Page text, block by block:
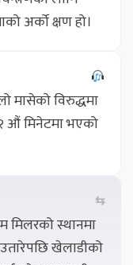
अर्को क्षण हो।
मासेको विरुद्धमा
औं मिनेटमा भएको
⇆
मिलरको स्थानमा
खेलाडीको